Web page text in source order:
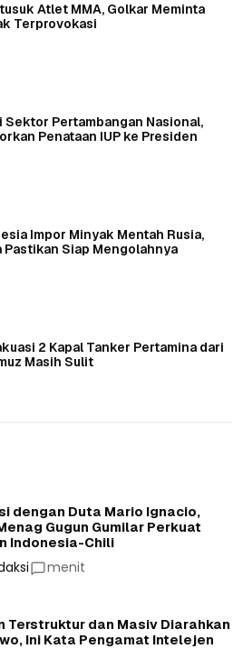
Atlet MMA, Golkar Meminta
Terprovokasi
Sektor Pertambangan Nasional,
Penataan IUP ke Presiden
Impor Minyak Mentah Rusia,
Pastikan Siap Mengolahnya
2 Kapal Tanker Pertamina dari
Masih Sulit
dengan Duta Mario Ignacio,
Gugun Gumilar Perkuat
Indonesia-Chili
menit
Terstruktur dan Masiv Diarahkan
Ini Kata Pengamat Intelejen